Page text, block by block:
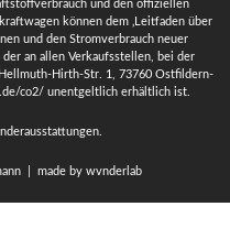
und den offiziellen
können dem ‚Leitfaden über
und den Stromverbrauch neuer
an allen Verkaufsstellen, bei der
Hirth-Str. 1, 73760 Ostfildern-
co2/ unentgeltlich erhältlich ist.
| made by wvnderlab